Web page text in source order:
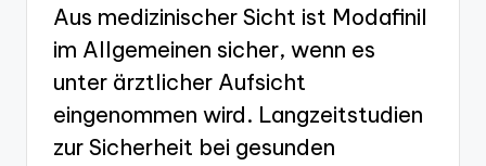
Aus medizinischer Sicht ist Modafinil
im Allgemeinen sicher, wenn es
unter ärztlicher Aufsicht
eingenommen wird. Langzeitstudien
zur Sicherheit bei gesunden